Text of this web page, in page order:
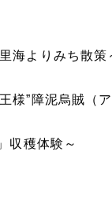
海よりみち散策
”障泥烏賊（
収穫体験～